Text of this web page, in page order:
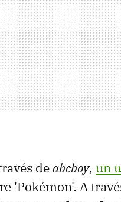
deabcboy, un
'Pokémon'. A